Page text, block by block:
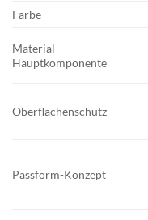
Farbe
Material
Hauptkomponente
Oberflächenschutz
Passform-Konzept